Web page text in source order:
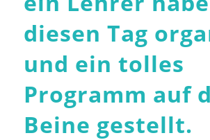
diesen Tag
und ein tolles
Programm auf
Beine gestellt.